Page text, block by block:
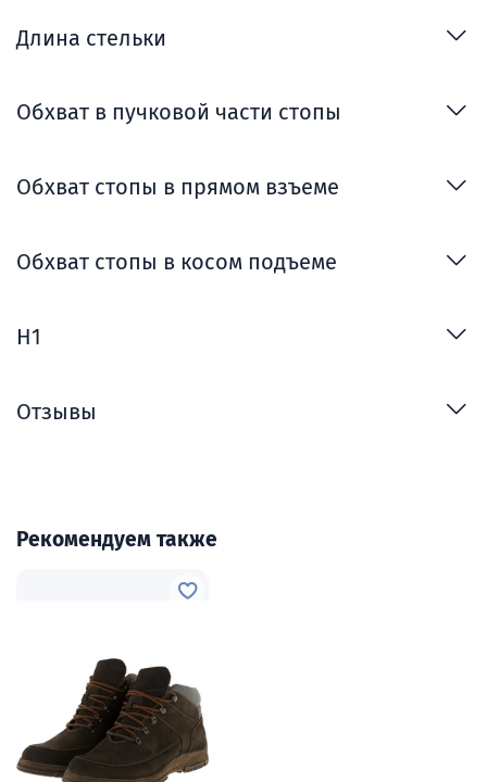
Длина стельки
Обхват в пучковой части стопы
Обхват стопы в прямом взъеме
Обхват стопы в косом подъеме
H1
Отзывы
Рекомендуем также